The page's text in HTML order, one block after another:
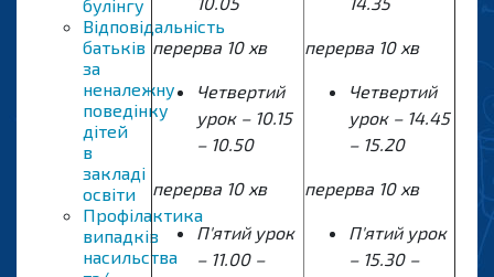
булінгу
Відповідальність
батьків
за
неналежну
поведінку
дітей
в
закладі
освіти
Профілактика
випадків
насильства
перерва 10 хв
Четвертий
урок – 10.15
– 10.50
перерва 10 хв
П'ятий урок
– 11.00 –
перерва 10 хв
Четвертий
урок – 14.45
– 15.20
перерва 10 хв
П'ятий урок
– 15.30 –